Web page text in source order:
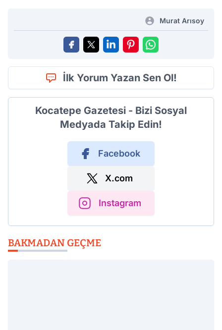
Murat Arısoy
İlk Yorum Yazan Sen Ol!
Kocatepe Gazetesi - Bizi Sosyal
Medyada Takip Edin!
Facebook
X.com
Instagram
BAKMADAN GEÇME